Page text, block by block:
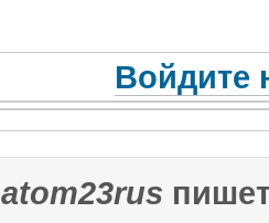
Войдите
atom23rus